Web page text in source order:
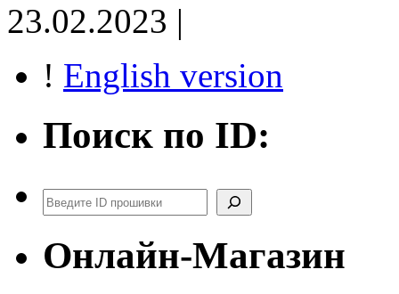
23.02.2023 |
! English version
Поиск по ID:
Поиск
Онлайн-Магазин